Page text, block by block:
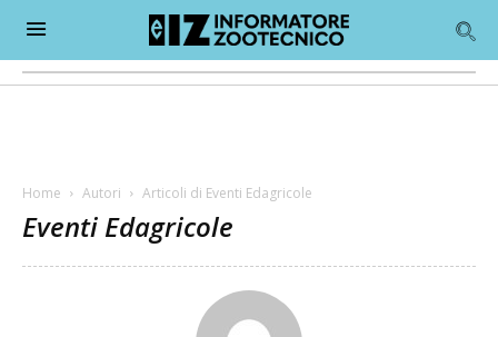
Home Autori Articoli di Eventi Edagricole
Eventi Edagricole